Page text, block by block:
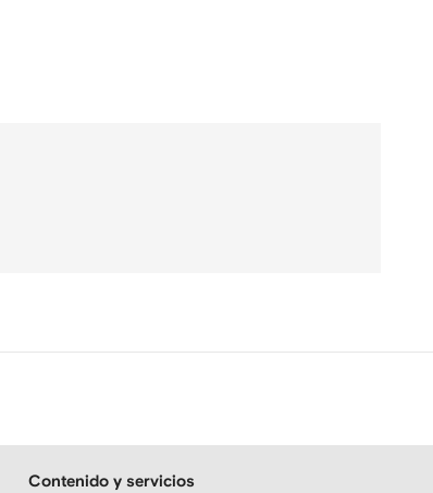
Contenido y servicios